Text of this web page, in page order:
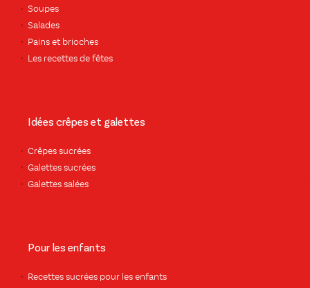
Soupes
Salades
Pains et brioches
Les recettes de fêtes
Idées crêpes et galettes
Crêpes sucrées
Galettes sucrées
Galettes salées
Pour les enfants
Recettes sucrées pour les enfants